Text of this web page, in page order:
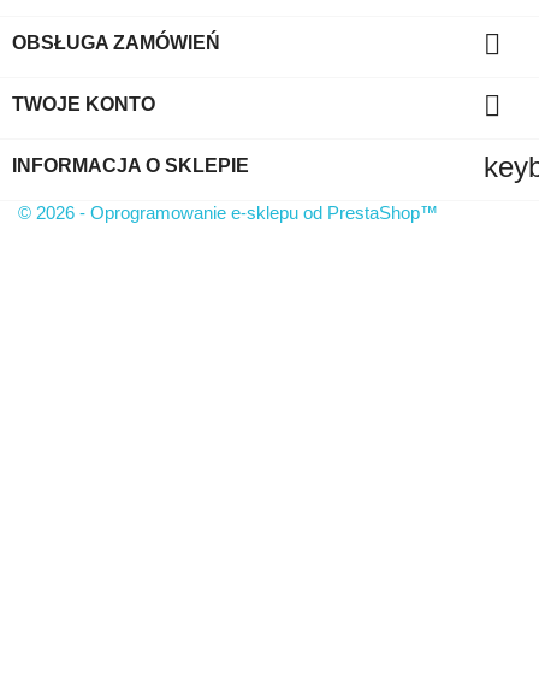
OBSŁUGA ZAMÓWIEŃ 
TWOJE KONTO 
INFORMACJA O SKLEPIE
© 2026 - Oprogramowanie e-sklepu od PrestaShop™